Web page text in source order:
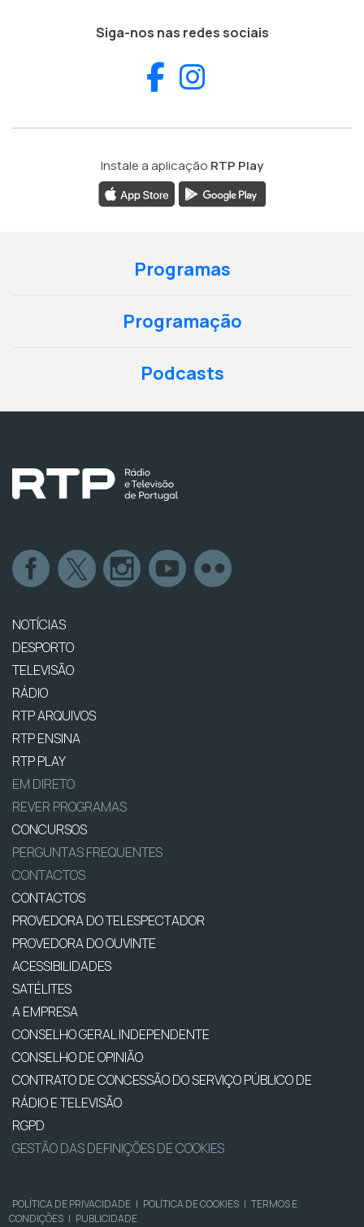
Siga-nos nas redes sociais
Facebook
Instale a aplicação RTP Play
Programas
Programação
Podcasts
NOTÍCIAS
DESPORTO
TELEVISÃO
RÁDIO
RTP ARQUIVOS
RTP ENSINA
RTP PLAY
EM DIRETO
REVER PROGRAMAS
CONCURSOS
PERGUNTAS FREQUENTES
CONTACTOS
CONTACTOS
PROVEDORA DO TELESPECTADOR
PROVEDORA DO OUVINTE
ACESSIBILIDADES
SATÉLITES
A EMPRESA
CONSELHO GERAL INDEPENDENTE
CONSELHO DE OPINIÃO
CONTRATO DE CONCESSÃO DO SERVIÇO PÚBLICO DE
RÁDIO E TELEVISÃO
RGPD
GESTÃO DAS DEFINIÇÕES DE COOKIES
POLÍTICA DE PRIVACIDADE | POLÍTICA DE COOKIES | TERMOS E
CONDIÇÕES | PUBLICIDADE